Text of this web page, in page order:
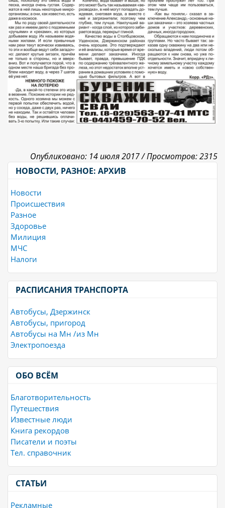
Опубликовано: 14 июля 2017 /Просмотров: 2315
НОВОСТИ, РАЗНОЕ: АРХИВ
Новости
Происшествия
Разное
Здоровье
Милиция
МЧС
Налоги
РАСПИСАНИЯ ТРАНСПОРТА
Автобусы, Дзержинск
Автобусы, пригород
Автобусы на Мн /из Мн
Электропоезда
ОБО ВСЁМ
Благотворительность
Путешествия
Известные люди
Книга рекордов
Писатели и поэты
Тел. справочник
СТАТЬИ
Рекламные